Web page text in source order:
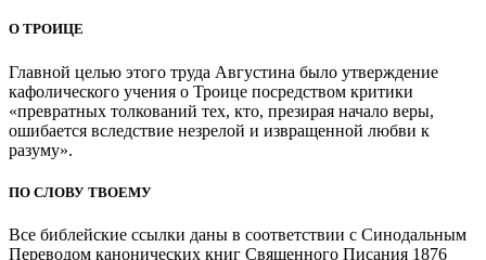
О ТРОИЦЕ
Главной целью этого труда Августина было утверждение
кафолического учения о Троице посредством критики
«превратных толкований тех, кто, презирая начало веры,
ошибается вследствие незрелой и извращенной любви к
разуму».
ПО СЛОВУ ТВОЕМУ
Все библейские ссылки даны в соответствии с Синодальным
Переводом канонических книг Священного Писания 1876